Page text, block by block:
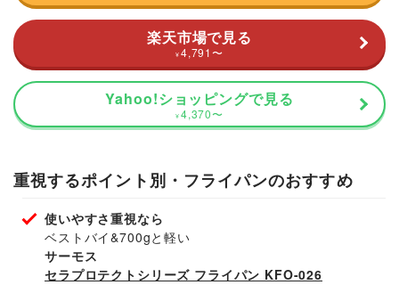
楽天市場で見る
¥ 4,791〜
Yahoo!ショッピングで見る
¥ 4,370〜
重視するポイント別・フライパンのおすすめ
使いやすさ重視なら
ベストバイ&700gと軽い
サーモス
セラプロテクトシリーズ フライパン KFO-026